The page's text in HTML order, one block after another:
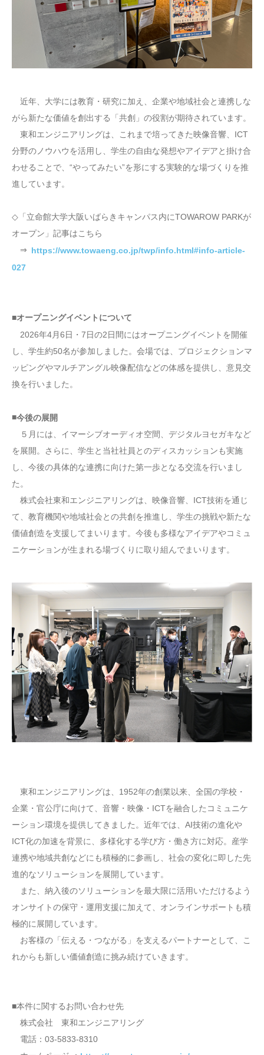
近年、大学には教育・研究に加え、企業や地域社会と連携しな
がら新たな価値を創出する「共創」の役割が期待されています。
東和エンジニアリングは、これまで培ってきた映像音響、ICT
分野のノウハウを活用し、学生の自由な発想やアイデアと掛け合
わせることで、“やってみたい”を形にする実験的な場づくりを推
進しています。
◇「立命館大学大阪いばらきキャンパス内にTOWAROW PARKが
オープン」記事はこちら
⇒ https://www.towaeng.co.jp/twp/info.html#info-article-
027
■オープニングイベントについて
2026年4月6日・7日の2日間にはオープニングイベントを開催
し、学生約50名が参加しました。会場では、プロジェクションマ
ッピングやマルチアングル映像配信などの体感を提供し、意見交
換を行いました。
■今後の展開
５月には、イマーシブオーディオ空間、デジタルヨセガキなど
を展開。さらに、学生と当社社員とのディスカッションも実施
し、今後の具体的な連携に向けた第一歩となる交流を行いまし
た。
株式会社東和エンジニアリングは、映像音響、ICT技術を通じ
て、教育機関や地域社会との共創を推進し、学生の挑戦や新たな
価値創造を支援してまいります。今後も多様なアイデアやコミュ
ニケーションが生まれる場づくりに取り組んでまいります。
東和エンジニアリングは、1952年の創業以来、全国の学校・
企業・官公庁に向けて、音響・映像・ICTを融合したコミュニケ
ーション環境を提供してきました。近年では、AI技術の進化や
ICT化の加速を背景に、多様化する学び方・働き方に対応。産学
連携や地域共創などにも積極的に参画し、社会の変化に即した先
進的なソリューションを展開しています。
また、納入後のソリューションを最大限に活用いただけるよう
オンサイトの保守・運用支援に加えて、オンラインサポートも積
極的に展開しています。
お客様の「伝える・つながる」を支えるパートナーとして、こ
れからも新しい価値創造に挑み続けていきます。
■本件に関するお問い合わせ先
株式会社 東和エンジニアリング
電話：03-5833-8310